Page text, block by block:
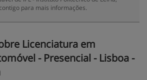
para mais informações.
Licenciatura em
- Presencial - Lisboa -